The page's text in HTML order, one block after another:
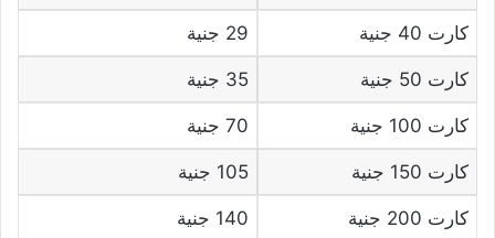
كارت 40 جنية 29 جنية
كارت 50 جنية 35 جنية
كارت 100 جنية 70 جنية
كارت 150 جنية 105 جنية
كارت 200 جنية 140 جنية